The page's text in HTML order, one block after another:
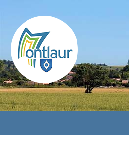
Montlaur